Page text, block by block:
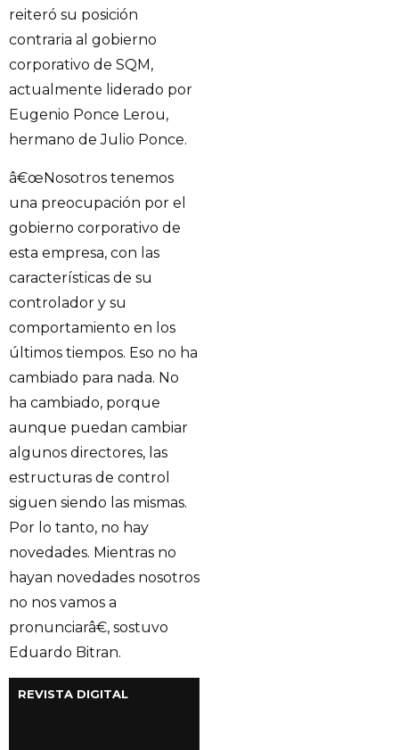
reiteró su posición
contraria al gobierno
corporativo de SQM,
actualmente liderado por
Eugenio Ponce Lerou,
hermano de Julio Ponce.
â€œNosotros tenemos
una preocupación por el
gobierno corporativo de
esta empresa, con las
características de su
controlador y su
comportamiento en los
últimos tiempos. Eso no ha
cambiado para nada. No
ha cambiado, porque
aunque puedan cambiar
algunos directores, las
estructuras de control
siguen siendo las mismas.
Por lo tanto, no hay
novedades. Mientras no
hayan novedades nosotros
no nos vamos a
pronunciarâ€, sostuvo
Eduardo Bitran.
REVISTA DIGITAL